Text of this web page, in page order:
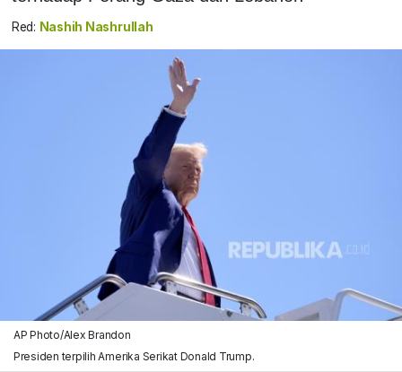
Red: Nashih Nashrullah
AP Photo/Alex Brandon
Presiden terpilih Amerika Serikat Donald Trump.